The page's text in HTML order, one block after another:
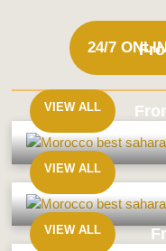
24/7
VIEW ALL
From
Marrakech
VIEW ALL
From
Casablanca
VIEW ALL